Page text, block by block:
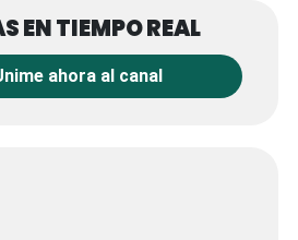
ahora al canal